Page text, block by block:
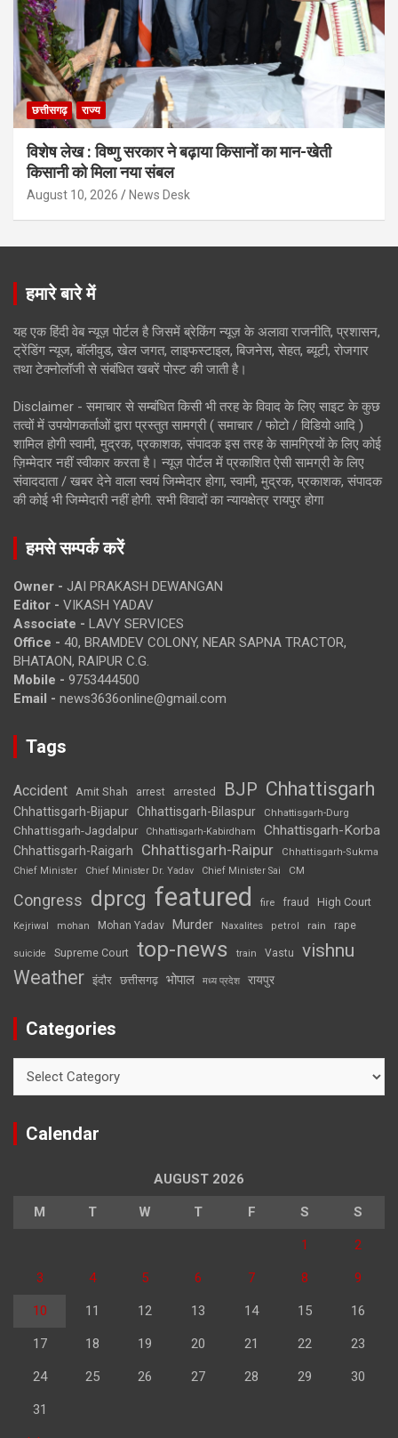
छत्तीसगढ़ राज्य
विशेष लेख : विष्णु सरकार ने बढ़ाया किसानों का मान-खेती
किसानी को मिला नया संबल
August 10, 2026 News Desk
हमारे बारे में
यह एक हिंदी वेब न्यूज़ पोर्टल है जिसमें ब्रेकिंग न्यूज़ के अलावा राजनीति, प्रशासन,
ट्रेंडिंग न्यूज, बॉलीवुड, खेल जगत, लाइफस्टाइल, बिजनेस, सेहत, ब्यूटी, रोजगार
तथा टेक्नोलॉजी से संबंधित खबरें पोस्ट की जाती है।
Disclaimer - समाचार से सम्बंधित किसी भी तरह के विवाद के लिए साइट के कुछ
तत्वों में उपयोगकर्ताओं द्वारा प्रस्तुत सामग्री ( समाचार / फोटो / विडियो आदि )
शामिल होगी स्वामी, मुद्रक, प्रकाशक, संपादक इस तरह के सामग्रियों के लिए कोई
ज़िम्मेदार नहीं स्वीकार करता है। न्यूज़ पोर्टल में प्रकाशित ऐसी सामग्री के लिए
संवाददाता / खबर देने वाला स्वयं जिम्मेदार होगा, स्वामी, मुद्रक, प्रकाशक, संपादक
की कोई भी जिम्मेदारी नहीं होगी. सभी विवादों का न्यायक्षेत्र रायपुर होगा
हमसे सम्पर्क करें
Owner - JAI PRAKASH DEWANGAN
Editor - VIKASH YADAV
Associate - LAVY SERVICES
Office - 40, BRAMDEV COLONY, NEAR SAPNA TRACTOR,
BHATAON, RAIPUR C.G.
Mobile - 9753444500
Email - news3636online@gmail.com
Tags
Accident Amit Shah arrest arrested BJP Chhattisgarh
Chhattisgarh-Bijapur Chhattisgarh-Bilaspur Chhattisgarh-Durg
Chhattisgarh-Jagdalpur Chhattisgarh-Kabirdham Chhattisgarh-Korba
Chhattisgarh-Raigarh Chhattisgarh-Raipur
Chhattisgarh-Sukma
Chief Minister
Chief Minister Dr. Yadav Chief Minister Sai CM
Congress dprcg featured fire fraud High Court
Kejriwal mohan Mohan Yadav Murder Naxalites petrol rain rape
suicide Supreme Court top-news train Vastu vishnu
Weather इंदौर छत्तीसगढ़ भोपाल मध्य प्रदेश रायपुर
Categories
Calendar
AUGUST 2026
M T W T F S S
1 2
3 4 5 6 7 8 9
10 11 12 13 14 15 16
17 18 19 20 21 22 23
24 25 26 27 28 29 30
31